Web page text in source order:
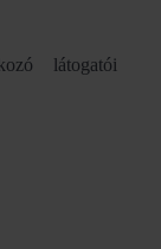
látogatói